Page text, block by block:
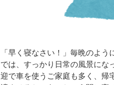
「早く寝なさい！」毎晩のよ
では、すっかり日常の風景にな
迎で車を使うご家庭も多く、帰